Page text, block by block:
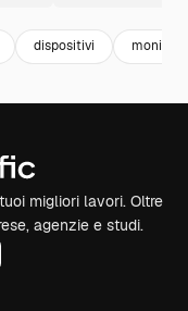
dispositivi monitor
migliori lavori. Oltre
agenzie e studi.